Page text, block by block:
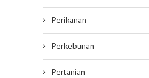
Perikanan
Perkebunan
Pertanian